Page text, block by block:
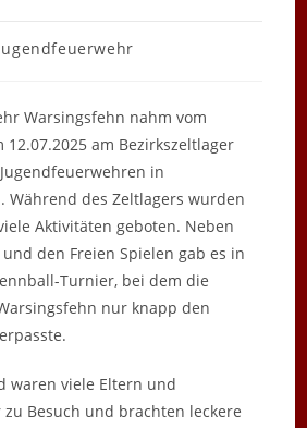
Warsingsfehn nahm vom
12.07.2025 am Bezirkszeltlager
in
Während des Zeltlagers wurden
Aktivitäten geboten. Neben
den Freien Spielen gab es in
Turnier, bei dem die
nur knapp den
waren viele Eltern und
Besuch und brachten leckere